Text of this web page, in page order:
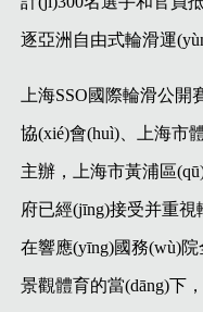
逐亞洲自由式輪滑運
上海SSO國際輪滑公開
協(xié)會(huì)、上海
主辦，上海市黃浦區
府已經(jīng)接受并重視
在響應(yīng)國務(wù)院
景觀體育的當(dāng)下